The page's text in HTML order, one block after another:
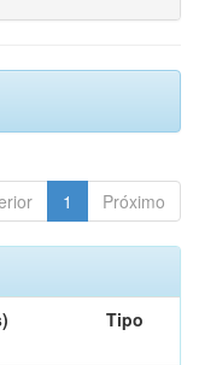
1 Próximo
Tipo